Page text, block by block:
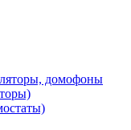
домофоны